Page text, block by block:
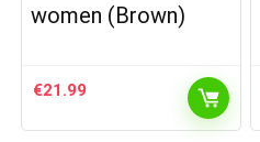
women (Brown)
€21.99